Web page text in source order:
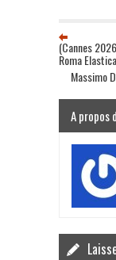
(Cannes
Roma Elastica
Massimo
A propos